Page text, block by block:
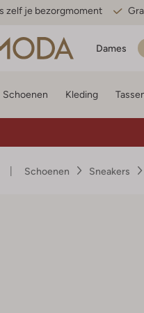
zelf je bezorgmoment
Dames
Schoenen Kleding
Schoenen Sneakers